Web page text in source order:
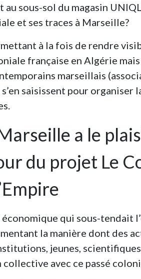
sous-sol du magasin
et ses traces à Marseille?
à la fois de rendre
française en Algérie mais
marseillais
saisissent pour organiser
a le
du projet Le
qui sous-tendait
la manière dont des
jeunes,
avec ce passé